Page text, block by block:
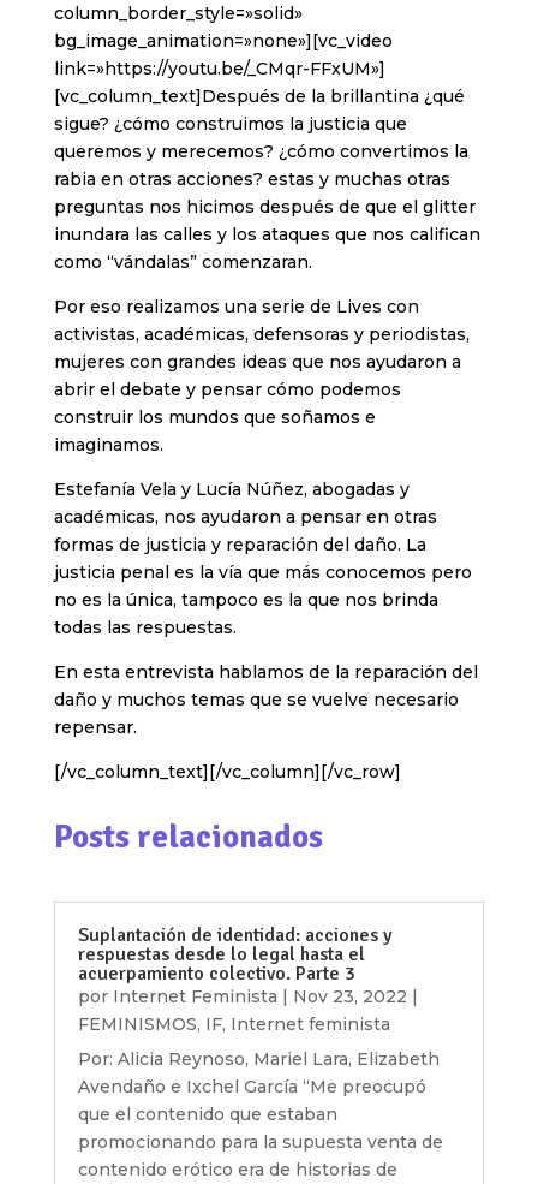
column_border_style=»solid»
bg_image_animation=»none»][vc_video
link=»https://youtu.be/_CMqr-FFxUM»]
[vc_column_text]Después de la brillantina ¿qué
sigue? ¿cómo construimos la justicia que
queremos y merecemos? ¿cómo convertimos la
rabia en otras acciones? estas y muchas otras
preguntas nos hicimos después de que el glitter
inundara las calles y los ataques que nos califican
como “vándalas” comenzaran.
Por eso realizamos una serie de Lives con
activistas, académicas, defensoras y periodistas,
mujeres con grandes ideas que nos ayudaron a
abrir el debate y pensar cómo podemos
construir los mundos que soñamos e
imaginamos.
Estefanía Vela y Lucía Núñez, abogadas y
académicas, nos ayudaron a pensar en otras
formas de justicia y reparación del daño. La
justicia penal es la vía que más conocemos pero
no es la única, tampoco es la que nos brinda
todas las respuestas.
En esta entrevista hablamos de la reparación del
daño y muchos temas que se vuelve necesario
repensar.
[/vc_column_text][/vc_column][/vc_row]
Posts relacionados
Suplantación de identidad: acciones y
respuestas desde lo legal hasta el
acuerpamiento colectivo. Parte 3
por Internet Feminista Nov 23, 2022
FEMINISMOS, IF, Internet feminista
Por: Alicia Reynoso, Mariel Lara, Elizabeth
Avendaño e Ixchel García “Me preocupó
que el contenido que estaban
promocionando para la supuesta venta de
contenido erótico era de historias de